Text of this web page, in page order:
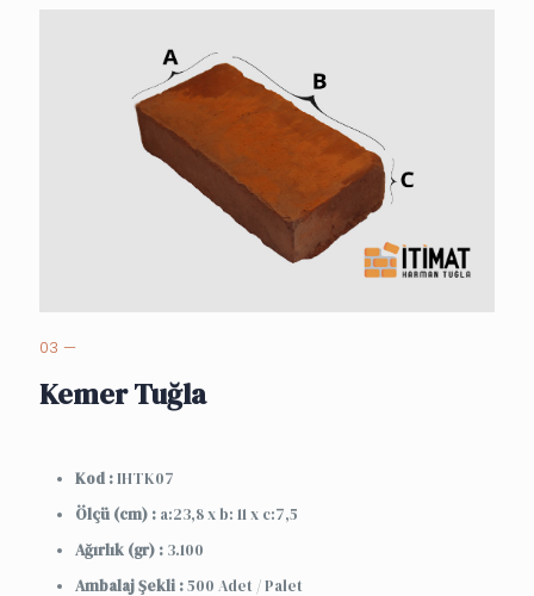
03 —
Kemer Tuğla
Kod :IHTK07
Ölçü (cm) : a:23,8 x b: 11 x c:7,5
Ağırlık (gr) : 3.100
Ambalaj Şekli :500 Adet / Palet